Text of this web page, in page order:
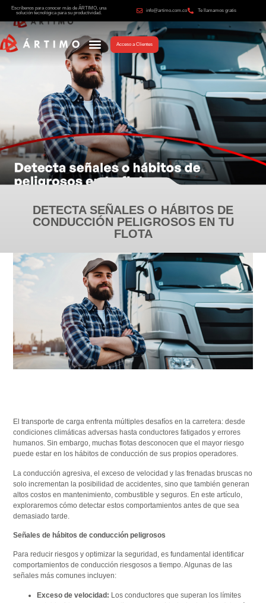
Escríbenos para conocer más de ÁRTIMO, una
solución tecnológica para su productividad.
info@artimo.com.co Te llamamos gratis
Acceso a Clientes
DETECTA SEÑALES O HÁBITOS DE
CONDUCCIÓN PELIGROSOS EN TU
FLOTA
El transporte de carga enfrenta múltiples desafíos en la carretera: desde
condiciones climáticas adversas hasta conductores fatigados y errores
humanos. Sin embargo, muchas flotas desconocen que el mayor riesgo
puede estar en los hábitos de conducción de sus propios operadores.
La conducción agresiva, el exceso de velocidad y las frenadas bruscas no
solo incrementan la posibilidad de accidentes, sino que también generan
altos costos en mantenimiento, combustible y seguros. En este artículo,
exploraremos cómo detectar estos comportamientos antes de que sea
demasiado tarde.
Señales de hábitos de conducción peligrosos
Para reducir riesgos y optimizar la seguridad, es fundamental identificar
comportamientos de conducción riesgosos a tiempo. Algunas de las
señales más comunes incluyen:
Exceso de velocidad: Los conductores que superan los límites